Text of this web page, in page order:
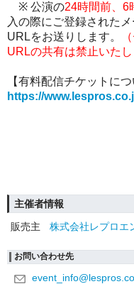
※ 公演の24時間前、6
入の際にご登録された
URLをお送りします。
URLの共有は禁止いたし
【有料配信チケットに
https://
主催者情報
販売主
株式会社レプロエ
お問い合わせ先